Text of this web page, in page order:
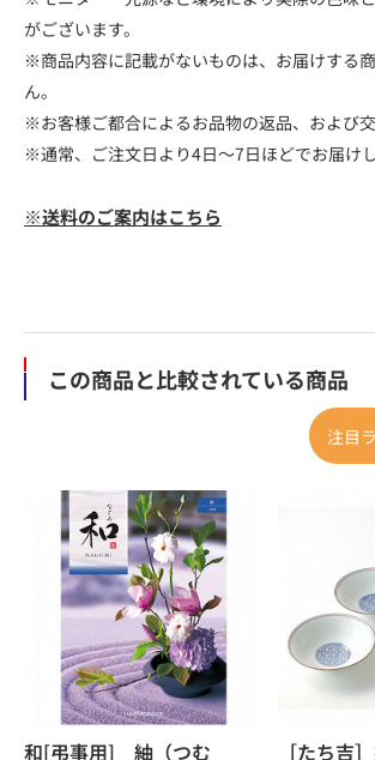
がございます。
※商品内容に記載がないものは、お届けする
ん。
※お客様ご都合によるお品物の返品、および交
※通常、ご注文日より4日～7日ほどでお届けし
※送料のご案内はこちら
この商品と比較されている商品
注目
和[弔事用] 紬（つむ
［たち吉